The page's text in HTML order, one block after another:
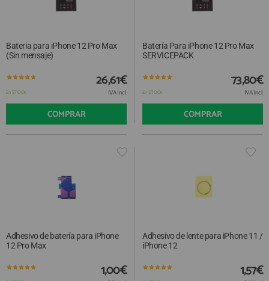
Bateria para iPhone 12 Pro Max
(Sin mensaje)
En STOCK
26,61€
IVA Incl.
COMPRAR
Batería Para iPhone 12 Pro Max
SERVICEPACK
En STOCK
73,80€
IVA Incl.
COMPRAR
Adhesivo de batería para iPhone
12 Pro Max
1,00€
Adhesivo de lente para iPhone 11 /
iPhone 12
1,57€